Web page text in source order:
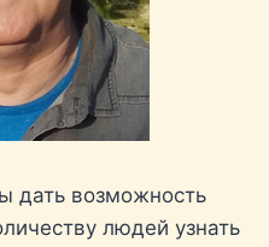
дать возможность
людей узнать